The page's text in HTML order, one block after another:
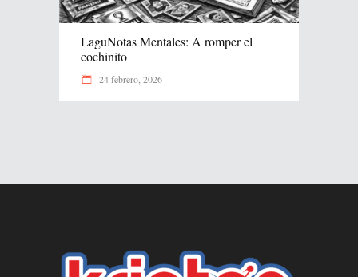
LaguNotas Mentales: A romper el
cochinito
24 febrero, 2026